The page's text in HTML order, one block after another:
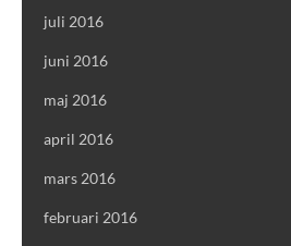
juli 2016
juni 2016
maj 2016
april 2016
mars 2016
februari 2016